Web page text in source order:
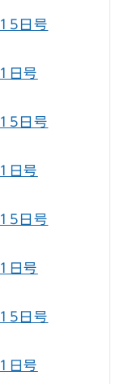
日号
日号
日号
日号
日号
日号
日号
日号